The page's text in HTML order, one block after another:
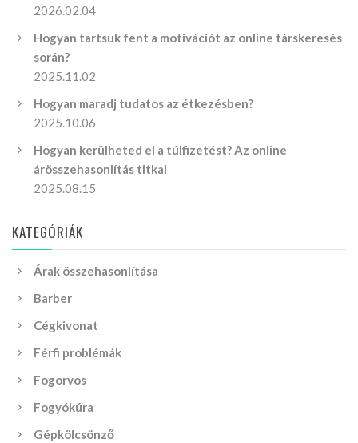
2026.02.04
Hogyan tartsuk fent a motivációt az online társkeresés
során?
2025.11.02
Hogyan maradj tudatos az étkezésben?
2025.10.06
Hogyan kerülheted el a túlfizetést? Az online
árösszehasonlítás titkai
2025.08.15
KATEGÓRIÁK
Árak összehasonlítása
Barber
Cégkivonat
Férfi problémák
Fogorvos
Fogyókúra
Gépkölcsönző